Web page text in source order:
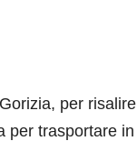
per risalire
per trasportare in